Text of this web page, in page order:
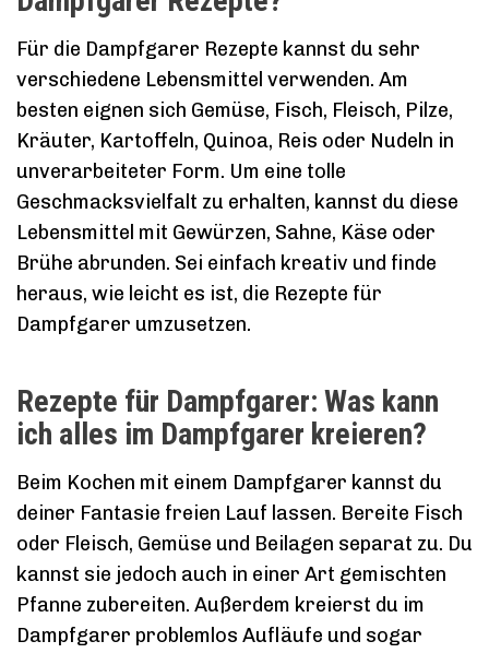
Für die Dampfgarer Rezepte kannst du sehr
verschiedene Lebensmittel verwenden. Am
besten eignen sich Gemüse, Fisch, Fleisch, Pilze,
Kräuter, Kartoffeln, Quinoa, Reis oder Nudeln in
unverarbeiteter Form. Um eine tolle
Geschmacksvielfalt zu erhalten, kannst du diese
Lebensmittel mit Gewürzen, Sahne, Käse oder
Brühe abrunden. Sei einfach kreativ und finde
heraus, wie leicht es ist, die Rezepte für
Dampfgarer umzusetzen.
Rezepte für Dampfgarer: Was kann
ich alles im Dampfgarer kreieren?
Beim Kochen mit einem Dampfgarer kannst du
deiner Fantasie freien Lauf lassen. Bereite Fisch
oder Fleisch, Gemüse und Beilagen separat zu. Du
kannst sie jedoch auch in einer Art gemischten
Pfanne zubereiten. Außerdem kreierst du im
Dampfgarer problemlos Aufläufe und sogar